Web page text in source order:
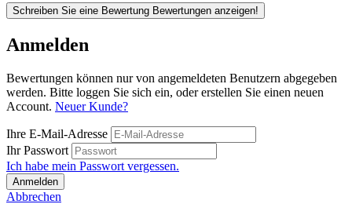
Schreiben Sie eine Bewertung Bewertungen anzeigen!
Anmelden
Bewertungen können nur von angemeldeten Benutzern abgegeben
werden. Bitte loggen Sie sich ein, oder erstellen Sie einen neuen
Account. Neuer Kunde?
Ihre E-Mail-Adresse
Ihr Passwort
Ich habe mein Passwort vergessen.
Anmelden
Abbrechen